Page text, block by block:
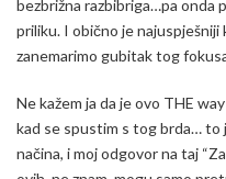
bezbrižna razbibriga…pa onda
priliku. I obično je najuspješniji
zanemarimo gubitak tog
Ne kažem ja da je ovo THE
kad se spustim s tog brda… to
načina, i moj odgovor na taj